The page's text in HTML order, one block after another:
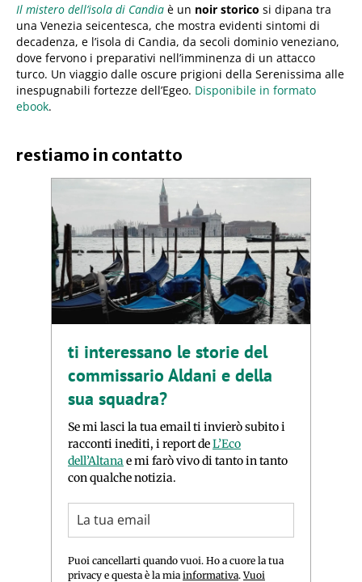
Il mistero dell’isola di Candia è un noir storico si dipana tra
una Venezia seicentesca, che mostra evidenti sintomi di
decadenza, e l’isola di Candia, da secoli dominio veneziano,
dove fervono i preparativi nell’imminenza di un attacco
turco. Un viaggio dalle oscure prigioni della Serenissima alle
inespugnabili fortezze dell’Egeo. Disponibile in formato
ebook.
restiamo in contatto
ti interessano le storie del
commissario Aldani e della
sua squadra?
Se mi lasci la tua email ti invierò subito i
racconti inediti, i report deL’Eco
dell’Altanae mi farò vivo di tanto in tanto
con qualche notizia.
Puoi cancellarti quando vuoi. Ho a cuore la tua
privacy e questa è la mia informativa.Vuoi